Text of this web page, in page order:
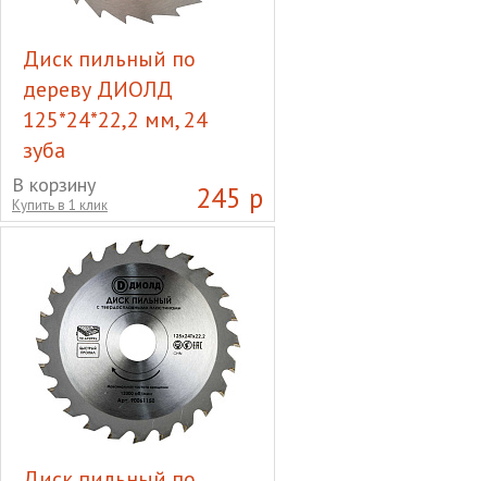
Диск пильный по
дереву ДИОЛД
125*24*22,2 мм, 24
зуба
Диск пильный по дереву
ДИОЛД 125*24*22,2 мм, 24
зуба
245 р
В корзину
Купить в 1 клик